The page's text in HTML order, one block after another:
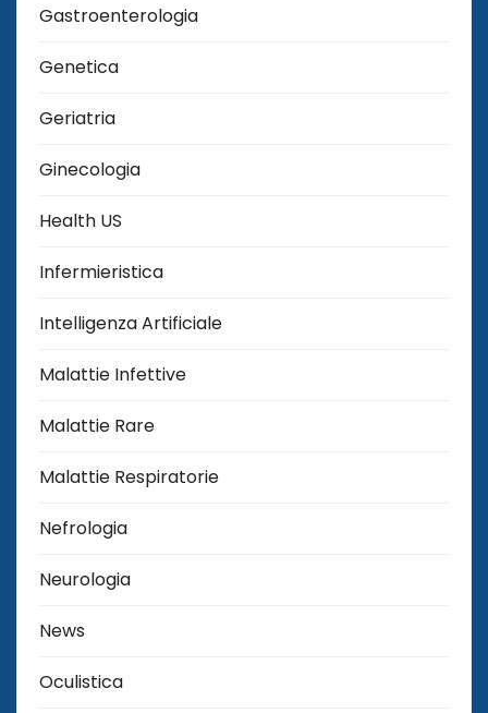
Gastroenterologia
Genetica
Geriatria
Ginecologia
Health US
Infermieristica
Intelligenza Artificiale
Malattie Infettive
Malattie Rare
Malattie Respiratorie
Nefrologia
Neurologia
News
Oculistica